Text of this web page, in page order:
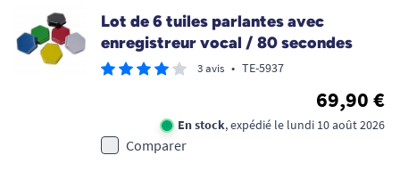
Lot de 6 tuiles parlantes avec
enregistreur vocal / 80 secondes
3 avis • TE-5937
69,90 €
En stock, expédié le lundi 10 août 2026
Comparer